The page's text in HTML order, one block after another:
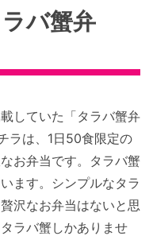
バ蟹弁
していた「タラバ蟹弁
ラは、1日50食限定の
お弁当です。タラバ蟹
ます。シンプルなタラ
沢なお弁当はないと思
ラバ蟹しかありませ